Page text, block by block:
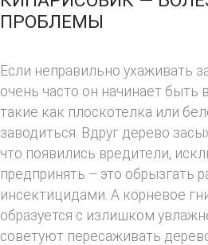
ПРОБЛЕМЫ
Если неправильно ухаживать
очень часто он начинает быть
такие как плоскотелка или
заводиться. Вдруг дерево
что появились вредители,
предпринять – это обрызгать
инсектицидами. А корневое
образуется с излишком
советуют пересаживать